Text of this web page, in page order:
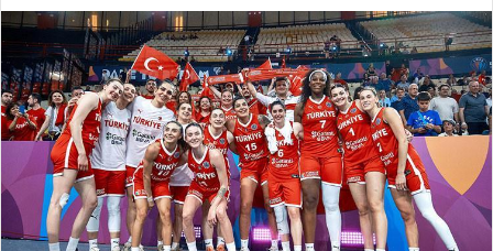
posta
göndermek